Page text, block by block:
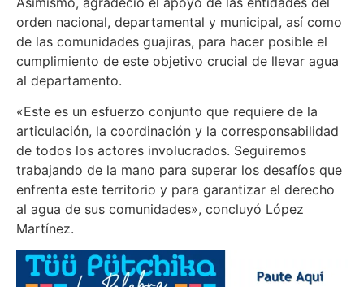
orden nacional, departamental y municipal, así como
de las comunidades guajiras, para hacer posible el
cumplimiento de este objetivo crucial de llevar agua
al departamento.
«Este es un esfuerzo conjunto que requiere de la
articulación, la coordinación y la corresponsabilidad
de todos los actores involucrados. Seguiremos
trabajando de la mano para superar los desafíos que
enfrenta este territorio y para garantizar el derecho
al agua de sus comunidades», concluyó López
Martínez.